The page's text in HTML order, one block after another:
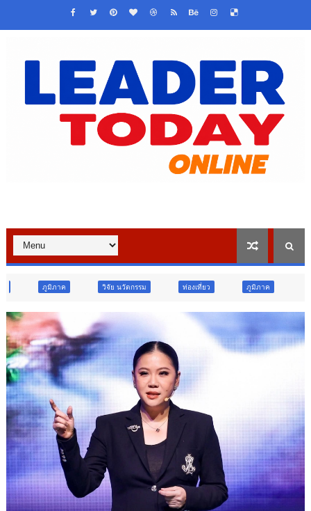
วิจัย นวัตกรรม ท่องเที่ยว ภูมิภาค